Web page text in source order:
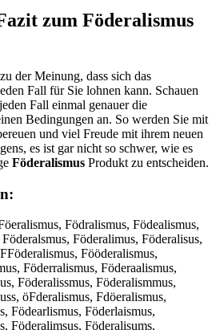
zum Föderalismus
der Meinung, dass sich das
Fall für Sie lohnen kann. Schauen
Fall einmal genauer die
Bedingungen an. So werden Sie mit
und viel Freude mit ihrem neuen
es ist gar nicht so schwer, wie es
Föderalismus Produkt zu entscheiden.
Födralismus, Födealismus,
Föderalimus, Föderalisus,
Fööderalismus,
Föderralismus, Föderaalismus,
Föderalissmus, Föderalismmus,
öFderalismus, Fdöeralismus,
Födearlismus, Föderlaismus,
Föderalimsus, Föderalisums,